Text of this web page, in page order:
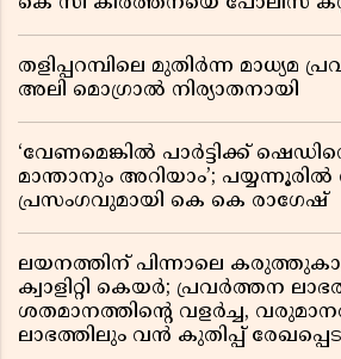
തളിപ്പറമ്പിലെ മുതിർന്ന മാധ്യമ
അലി മൊഗ്രാൽ നിര്യാതനായി
‘വേണമെങ്കിൽ പാർട്ടിക്ക്
മാന്താനും അറിയാം’; പയ്യന്നൂരിൽ
പ്രസംഗവുമായി കെ കെ രാഗേഷ്
ലയനത്തിന് പിന്നാലെ
ക്വാളിറ്റി കെയർ; പ്രവർത്തന
ശതമാനത്തിൻ്റെ വളർച്ച,
ലാഭത്തിലും വൻ കുതിപ്പ്